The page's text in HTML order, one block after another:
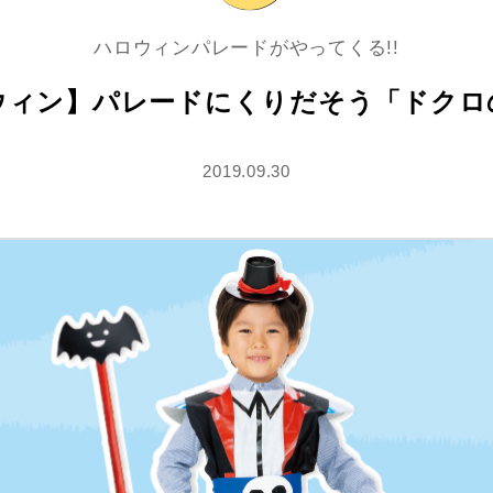
ハロウィンパレードがやってくる!!
ィン】パレードにくりだそう「ドクロ
2019.09.30